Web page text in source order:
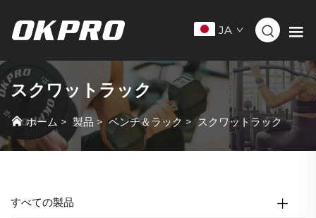
JA
スクワットラック
ホーム > 製品 >ベンチ＆ラック >スクワットラック
すべての製品